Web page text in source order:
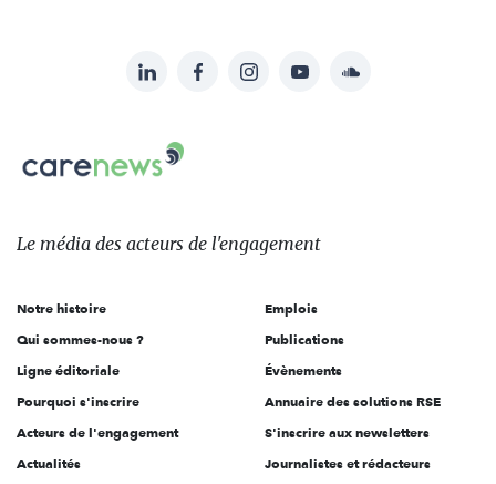
sur:
LinkedInFacebookInstagramYouTubeSoundcloud
Carenews,
Le
des
l'engagement
Le média des acteurs de l'engagement
Notre histoire
Qui sommes-nous ?
Ligne éditoriale
Pourquoi s'inscrire
Acteurs de l'engagement
Actualités
Emplois
Publications
Évènements
Annuaire des solutions RSE
S'inscrire aux newsletters
Journalistes et rédacteurs